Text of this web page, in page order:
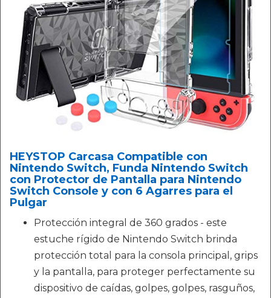
HEYSTOP Carcasa Compatible con
Nintendo Switch, Funda Nintendo Switch
con Protector de Pantalla para Nintendo
Switch Console y con 6 Agarres para el
Pulgar
Protección integral de 360 grados - este
estuche rígido de Nintendo Switch brinda
protección total para la consola principal, grips
y la pantalla, para proteger perfectamente su
dispositivo de caídas, golpes, golpes, rasguños,